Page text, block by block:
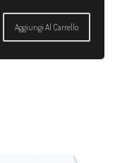
Aggiungi Al Carrello